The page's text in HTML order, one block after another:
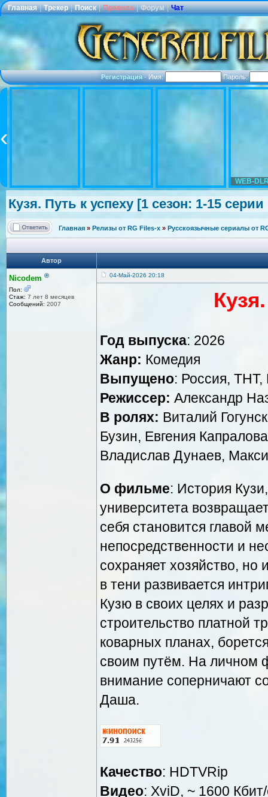
Главная | Трекер | Поиск | Правила | Форум | Чат
Регистрация·Имя: Пароль:
WEB-
Кузя. Путь к успеху [1 сезон: 1-15
Главная » Релизы от RG Files-x » Русскоязычные сериалы от
Автор
Nicodem ®
Пол:
Стаж: 7 лет 8 месяцев
Сообщений: 2007
04-Май-2026 20:18
Год выпуска: 2026
Жанр: Комедия
Выпущено: Россия, ТНТ,
Режиссер: Александр
В ролях: Виталий
Бузин, Евгения
Владислав Дунаев,
О фильме: История
университета
себя становится главой
непосредственности и
сохраняет хозяйство,
в тени развивается
Кузю в своих целях и
строительство платной
коварных планах,
своим путём. На личном
внимание соперничают
Даша.
Качество: HDTVRip
Видео: XviD, ~ 1600